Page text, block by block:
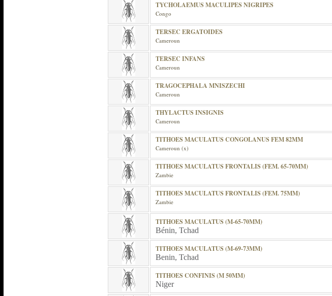
TYCHOLAEMUS MACULIPES NIGRIPES
Congo
TERSEC ERGATOIDES
Cameroun
TERSEC INFANS
Cameroun
TRAGOCEPHALA MNISZECHI
Cameroun
THYLACTUS INSIGNIS
Cameroun
TITHOES MACULATUS CONGOLANUS FEM 82MM
Cameroun (x)
TITHOES MACULATUS FRONTALIS (FEM. 65-70MM)
Zambie
TITHOES MACULATUS FRONTALIS (FEM. 75MM)
Zambie
TITHOES MACULATUS (M-65-70MM)
Bénin, Tchad
TITHOES MACULATUS (M-69-73MM)
Benin, Tchad
TITHOES CONFINIS (M 50MM)
Niger